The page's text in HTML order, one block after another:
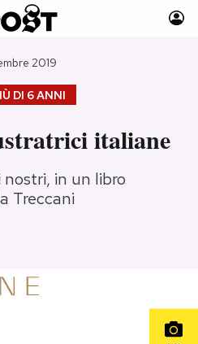
Auto
Moda
Consumismi
Storie/Idee
DI 6 ANNI
2019
italiane
in un libro
Treccani